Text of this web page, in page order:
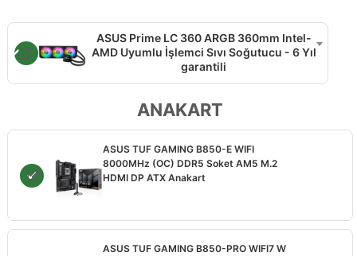
ASUS Prime LC 360 ARGB 360mm Intel-
AMD Uyumlu İşlemci Sıvı Soğutucu - 6 Yıl
garantili
ANAKART
ASUS TUF GAMING B850-E WIFI
8000MHz (OC) DDR5 Soket AM5 M.2
HDMI DP ATX Anakart
ASUS TUF GAMING B850-PRO WIFI7 W